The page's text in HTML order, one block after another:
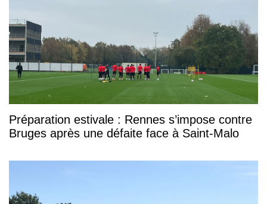
Préparation estivale : Rennes s’impose contre
Bruges après une défaite face à Saint-Malo